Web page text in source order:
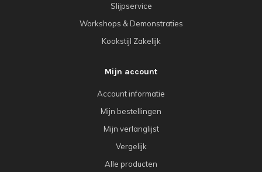
Slijpservice
Workshops & Demonstraties
Kookstijl Zakelijk
Mijn account
Account informatie
Mijn bestellingen
Mijn verlanglijst
Vergelijk
Alle producten